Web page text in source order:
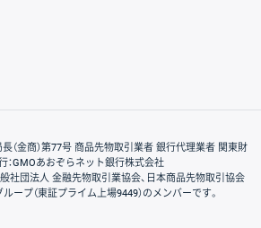
（金商）第77号 商品先物取引業者 銀行代理業者 関東財
：GMOあおぞらネット銀行株式会社
社団法人 金融先物取引業協会、日本商品先物取引協会
ープ（東証プライム上場9449）のメンバーです。